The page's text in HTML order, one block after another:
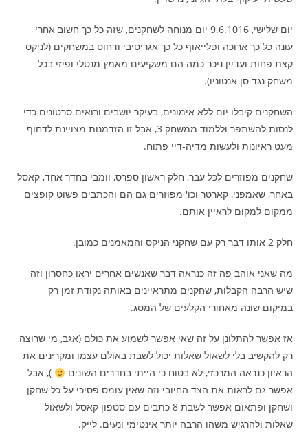
יום שלישי, 9.6.1016 יום מנוחה לשחקנים, שזה כל כך חשוב אחרי
עונה כל כך ארוכה ופלייאוף כל כך אגריסיבי ודחוס במשחקים (לניקס
קצת פחות ועדיין ניכר כמה הם משקיעים מאמץ מנטלי ופיזי בכל
משחק נגד סן אנטוניו).
השחקנים קיבלו יום ללא אימונים, בעיקר יושבים ורואים סרטונים כדי
לנסות להשתפר וללמוד ממשחק 3, אבל זו הזדמנות מצויינת לדחוף
מעט ראיונות ולעשות מדיה-דיי פתוח.
שחקנים מפוזרים לכל עבר, חלק ראשון ספרס, וומבי בחדר אחד, קאסל
באחר, שאמפני, קארטר וכו' מפוזרים גם הם והכתבים פשוט קופצים
ממקום למקום לראיין אותם.
חלק 2 אותו דבר רק עם שחקני הניקס והמאמנים כמובן.
מה שאני אוהב פה זה כנראה דבר שאנשים אחרים יראו כחסרון וזה
שיש הרבה הקבלות, שחקנים מתראיינים באותה נקודת זמן רק
במיקום שונה מאחורי הקלעים של המסג.
אז אפשר להתלונן על זה שאי אפשר לשמוע את כולם (אגב, מי שרוצה
רק להקשיב בלי לשאול שאלות יכול לשבת באולם עצמו ומקרינים את
הראיון כנראה המרכזי, לא בטוח כי הייתי בחדרים השונים
), אבל
אפשר גם לראות את הצד החיובי וזה שאין עומס פסיכי על כל שחקן
ושחקן ופתאום אפשר לשבת 8 כתבים עם סטפון קאסל ולשאול
שאלות ולהרגיש משהו הרבה יותר אינטימי ונעים. לייק.